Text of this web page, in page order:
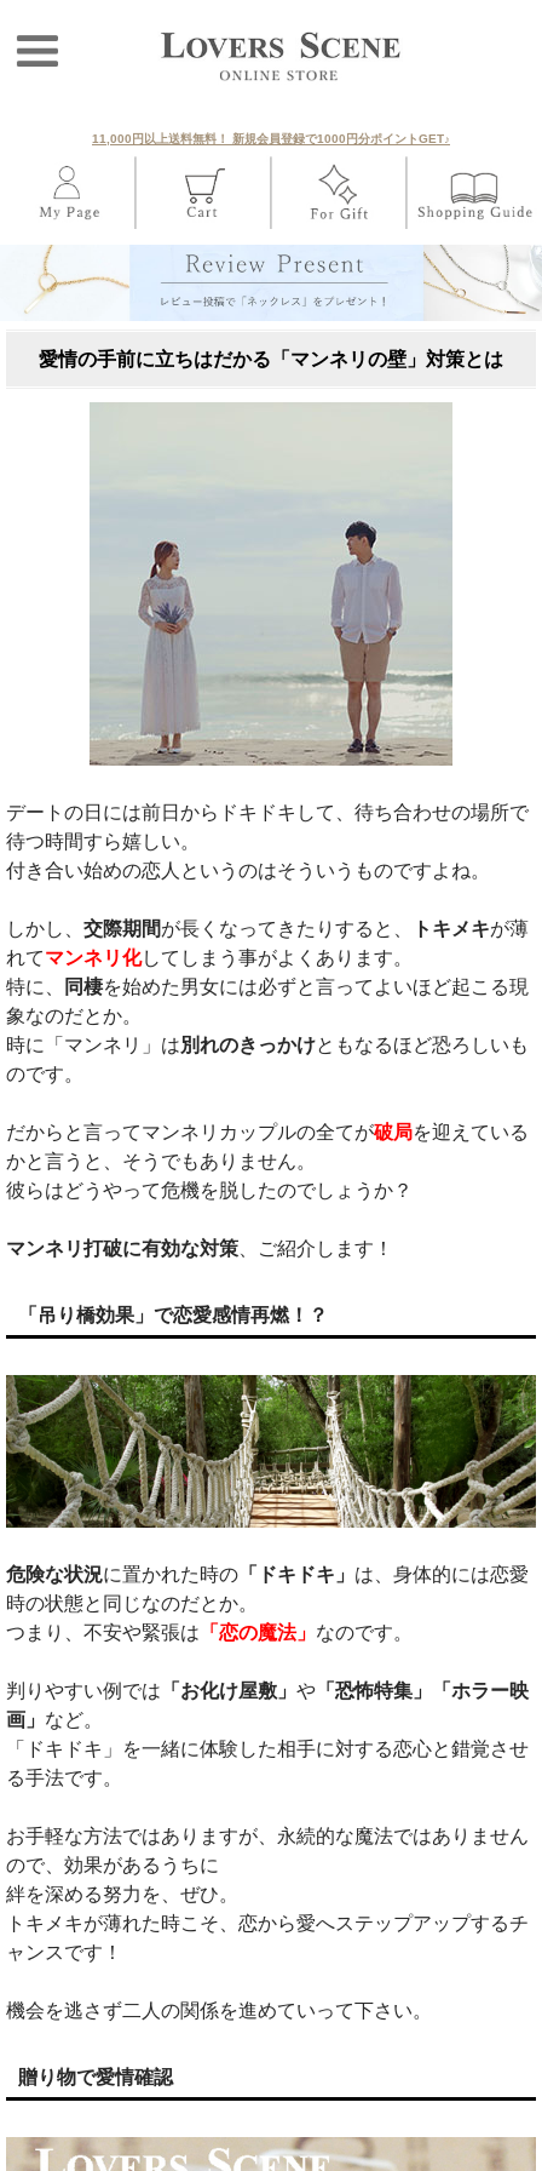
11,000円以上送料無料！ 新規会員登録で1000円分ポイントGET♪
愛情の手前に立ちはだかる「マンネリの壁」対策とは
デートの日には前日からドキドキして、待ち合わせの場所で
待つ時間すら嬉しい。
付き合い始めの恋人というのはそういうものですよね。
しかし、 交際期間が長くなってきたりすると、 トキメキが薄
れてマンネリ化してしまう事がよくあります。
特に、 同棲を始めた男女には必ずと言ってよいほど起こる現
象なのだとか。
時に「マンネリ」は別れのきっかけともなるほど恐ろしいも
のです。
だからと言ってマンネリカップルの全てが破局を迎えている
かと言うと、そうでもありません。
彼らはどうやって危機を脱したのでしょうか？
マンネリ打破に有効な対策、ご紹介します！
「吊り橋効果」で恋愛感情再燃！？
危険な状況に置かれた時の 「ドキドキ」 は、身体的には恋愛
時の状態と同じなのだとか。
つまり、不安や緊張は 「恋の魔法」 なのです。
判りやすい例では 「お化け屋敷」 や 「恐怖特集」「ホラー映
画」 など。
「ドキドキ」を一緒に体験した相手に対する恋心と錯覚させ
る手法です。
お手軽な方法ではありますが、永続的な魔法ではありません
ので、効果があるうちに
絆を深める努力を、ぜひ。
トキメキが薄れた時こそ、恋から愛へステップアップするチ
ャンスです！
機会を逃さず二人の関係を進めていって下さい。
贈り物で愛情確認